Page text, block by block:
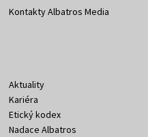
Kontakty Albatros Media
Aktuality
Kariéra
Etický kodex
Nadace Albatros